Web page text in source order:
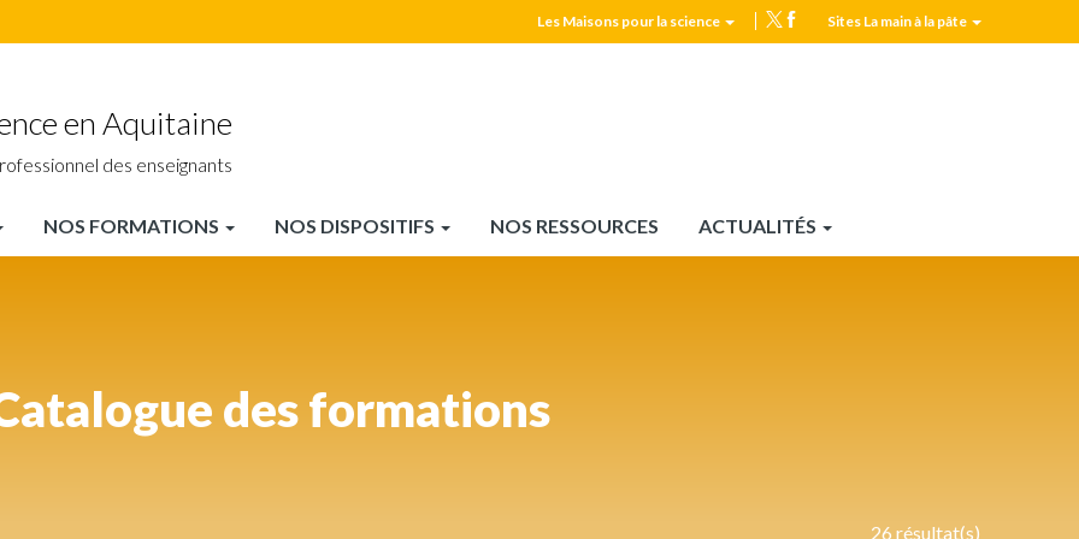
MPLS
Les Maisons pour la science Sites La main à la pâte
en Aquitaine
des enseignants
NOS FORMATIONS NOS DISPOSITIFS NOS RESSOURCES ACTUALITÉS
des formations
26 résultat(s)